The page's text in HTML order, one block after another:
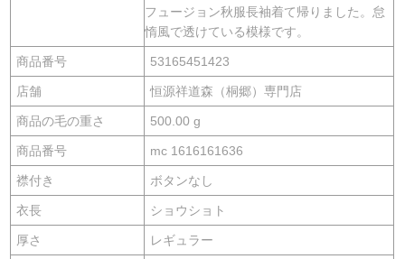
フュージョン秋服長袖着て帰りました。怠
惰風で透けている模様です。
商品番号 53165451423
店舗 恒源祥道森（桐郷）専門店
商品の毛の重さ 500.00 g
商品番号 mc 1616161636
襟付き ボタンなし
衣長 ショウショト
厚さ レギュラー